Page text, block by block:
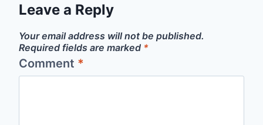
Leave a Reply
Your email address will not be published.
Required fields are marked *
Comment *